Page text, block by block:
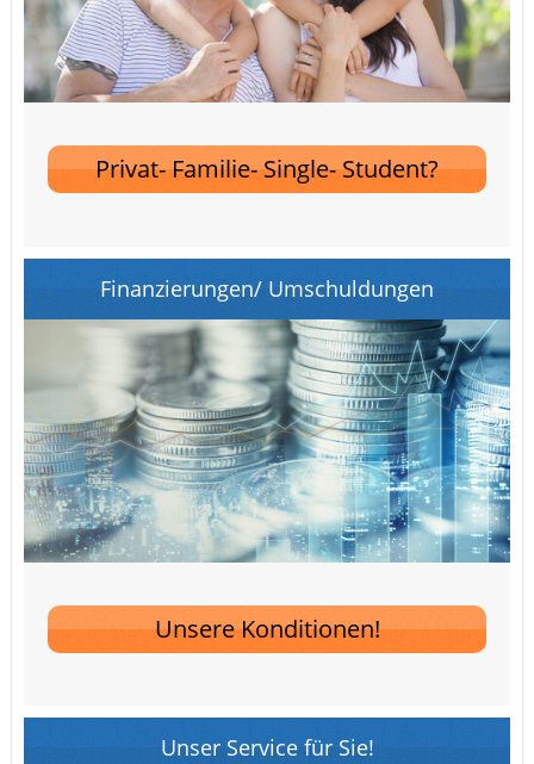
Privat- Familie- Single- Student?
Finanzierungen/ Umschuldungen
Unsere Konditionen!
Unser Service für Sie!